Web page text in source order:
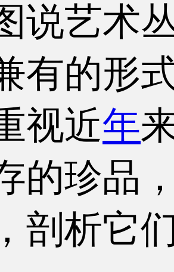
说艺术
有的形
视近年
的珍品
剖析它